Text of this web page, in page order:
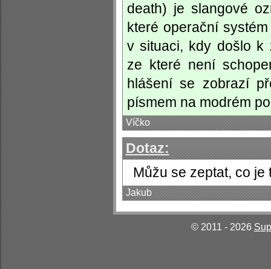
death) je slangové
které operační
v situaci, kdy došlo k
ze které není
hlášení se zobrazí
písmem na modrém
Víčko
Dotaz:
Můžu se zeptat, co
Jakub
© 2011 - 2026